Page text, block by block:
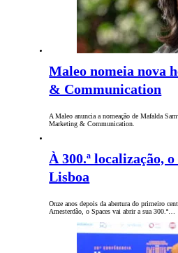
Maleo nomeia nova
& Communication
A Maleo anuncia a nomeação de Mafalda
Marketing & Communication.
À 300.ª localização, o
Lisboa
Onze anos depois da abertura do primeiro
Amesterdão, o Spaces vai abrir a sua 300.ª…